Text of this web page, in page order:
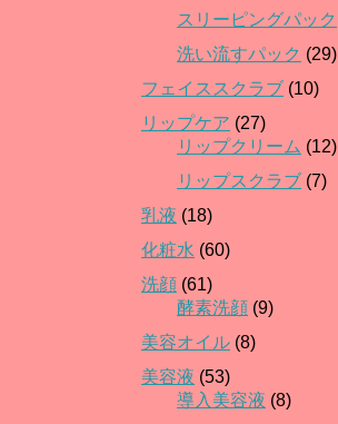
スリーピングパック
洗い流すパック (29)
フェイススクラブ (10)
リップケア (27)
リップクリーム (12)
リップスクラブ (7)
乳液 (18)
化粧水 (60)
洗顔 (61)
酵素洗顔 (9)
美容オイル (8)
美容液 (53)
導入美容液 (8)